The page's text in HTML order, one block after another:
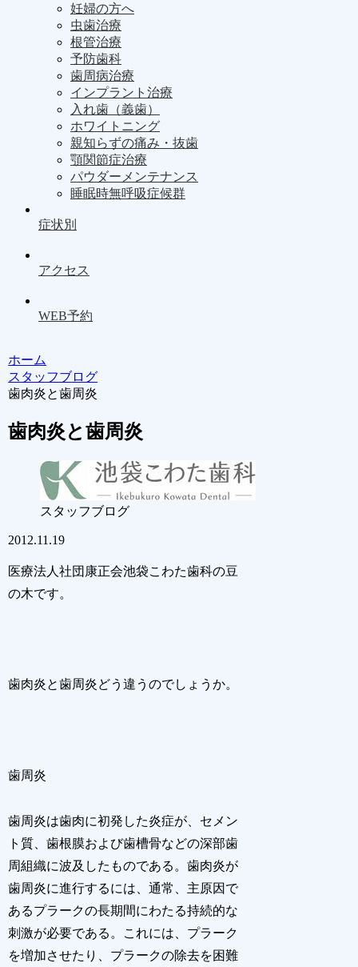
妊婦の方へ
虫歯治療
根管治療
予防歯科
歯周病治療
インプラント治療
入れ歯（義歯）
ホワイトニング
親知らずの痛み・抜歯
顎関節症治療
パウダーメンテナンス
睡眠時無呼吸症候群
症状別
アクセス
WEB予約
ホーム
スタッフブログ
歯肉炎と歯周炎
歯肉炎と歯周炎
スタッフブログ
2012.11.19
医療法人社団康正会池袋こわた歯科の豆
の木です。
歯肉炎と歯周炎どう違うのでしょうか。
歯周炎
歯周炎は歯肉に初発した炎症が、セメン
ト質、歯根膜および歯槽骨などの深部歯
周組織に波及したものである。歯肉炎が
歯周炎に進行するには、通常、主原因で
あるプラークの長期間にわたる持続的な
刺激が必要である。これには、プラーク
を増加させたり、プラークの除去を困難